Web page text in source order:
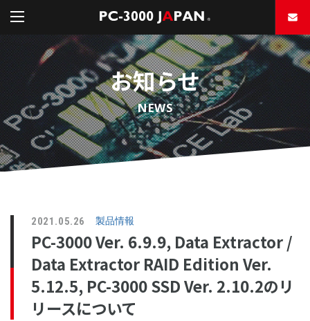
お知らせ
NEWS
2021.05.26 製品情報
PC-3000 Ver. 6.9.9, Data Extractor /
Data Extractor RAID Edition Ver.
5.12.5, PC-3000 SSD Ver. 2.10.2のリ
リースについて